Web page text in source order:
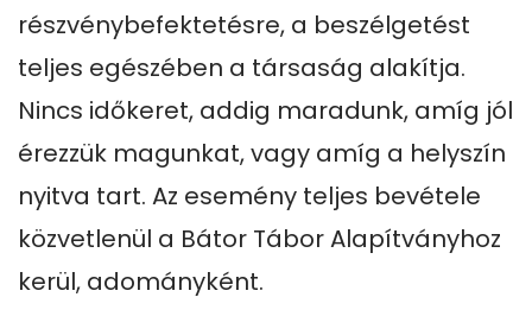
részvénybefektetésre, a beszélgetést
teljes egészében a társaság alakítja.
Nincs időkeret, addig maradunk, amíg jól
érezzük magunkat, vagy amíg a helyszín
nyitva tart. Az esemény teljes bevétele
közvetlenül a Bátor Tábor Alapítványhoz
kerül, adományként.